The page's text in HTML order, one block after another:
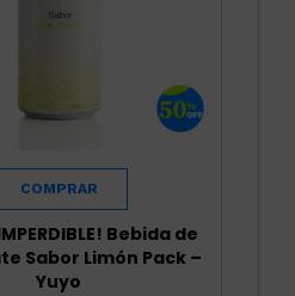
Bebida de
Sabor Limón Pack –
Yuyo